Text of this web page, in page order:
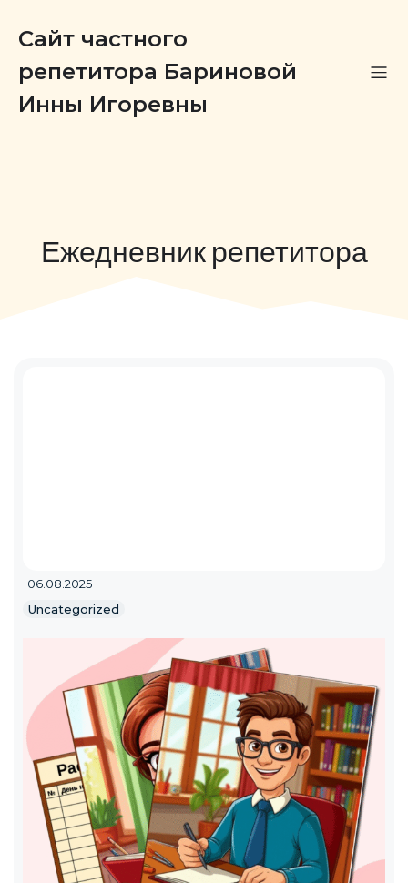
Сайт частного
репетитора Бариновой
Инны Игоревны
Ежедневник репетитора
06.08.2025
Uncategorized